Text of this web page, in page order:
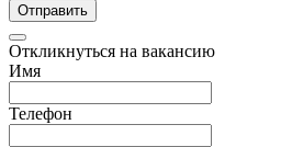
Отправить
Откликнуться на вакансию
Имя
Телефон